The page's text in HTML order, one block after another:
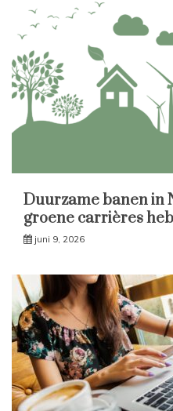
Duurzame banen in
groene carrières
juni 9, 2026